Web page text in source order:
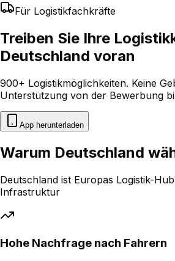
Für Logistikfachkräfte
Treiben Sie Ihre
Deutschland voran
900+ Logistikmöglichkeiten. Keine
Unterstützung von der Bewerbung
App herunterladen
Warum Deutschland
Deutschland ist Europas Logistik-
Infrastruktur
Hohe Nachfrage nach Fahrern